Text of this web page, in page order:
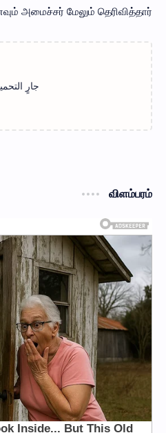
அமைச்சர் மேலும் தெரிவித்தார்.
விளம்பரம்